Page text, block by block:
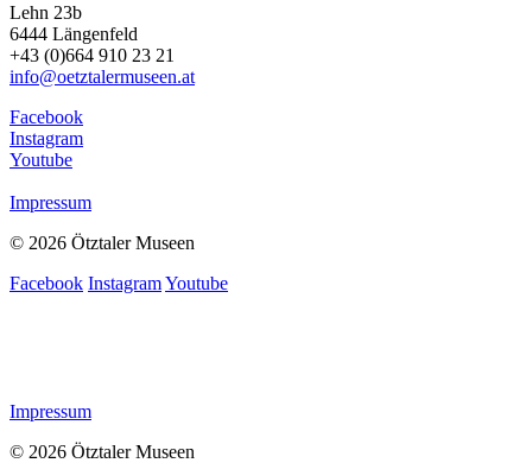
Lehn 23b
6444 Längenfeld
+43 (0)664 910 23 21
info@oetztalermuseen.at
Facebook
Instagram
Youtube
Impressum
© 2026 Ötztaler Museen
Facebook InstagramYoutube
Impressum
© 2026 Ötztaler Museen